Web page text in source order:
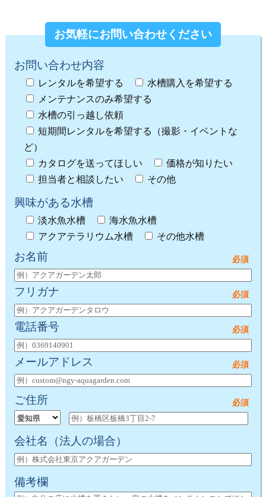
お気軽にお問い合わせください
お問い合わせ内容
レンタルを希望する
水槽購入を希望する
メンテナンスのみ希望する
水槽の引っ越し依頼
短期間レンタルを希望する（撮影・イベントな
ど）
カタログを送ってほしい
価格が知りたい
担当者と相談したい
その他
興味がある水槽
淡水魚水槽
海水魚水槽
アクアテラリウム水槽
その他水槽
お名前
フリガナ
電話番号
メールアドレス
ご住所
会社名 （法人の場合）
備考欄